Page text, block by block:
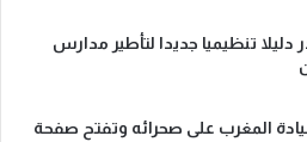
دليلا تنظيميا جديدا لتأطير مدارس
المغرب على صحرائه وتفتح صفحة